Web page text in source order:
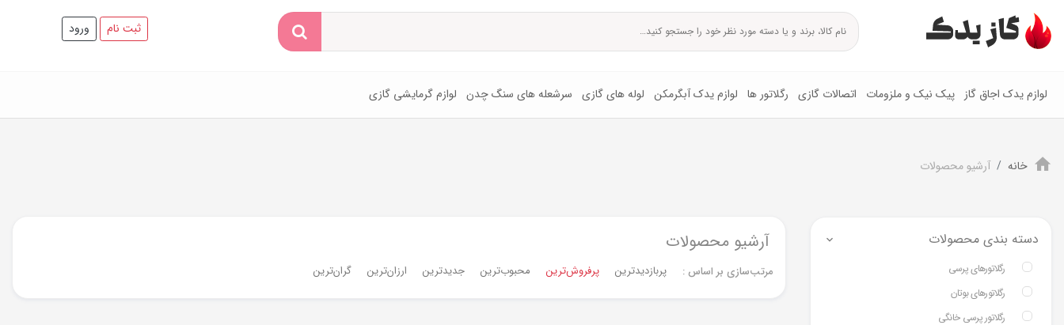
ثبت نام ورود
لوازم یدک اجاق گاز پیک نیک و ملزومات اتصالات گازی رگلاتور ها لوازم یدک آبگرمکن لوله های گازی سرشعله های سنگ چدن لوازم گرمایشی گازی
خانه آرشیو محصولات
دسته بندی محصولات
رگلاتورهای پرسی
رگلاتورهای بوتان
رگلاتور پرسی خانگی
آرشیو محصولات
مرتب‌سازی بر اساس : پربازدیدترین پرفروش‌ترین‌ محبوب‌ترین جدیدترین ارزان‌ترین گران‌ترین